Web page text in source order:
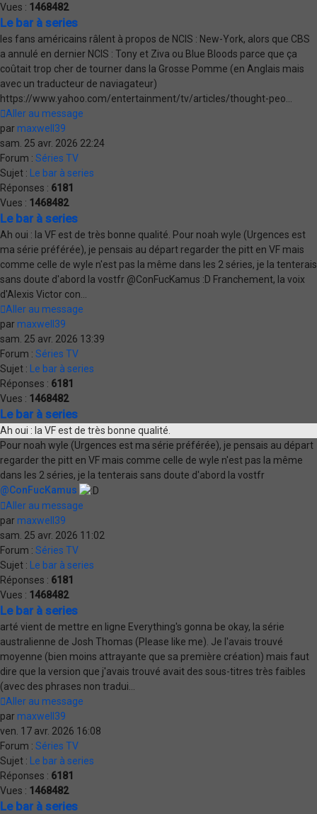
Vues : 1468482
Le bar à series
les fans américains râlent à propos de NCIS : New-York, alors que CBS
a annulé en dernier NCIS : Tony et Ziva ou Blue Bloods parce que ça
coûtait trop cher de tourner dans la Grosse Pomme (en Anglais mais
avec un traducteur de naviagateur)
https://www.yahoo.com/entertainment/tv/articles/thought-peo...
Aller au message
par maxwell39
sam. 25 avr. 2026 22:24
Forum : Séries TV
Sujet :
Le bar à series
Réponses : 6181
Vues : 1468482
Le bar à series
Ah oui : la VF est de très bonne qualité. Pour noah wyle (Urgences est
ma série préférée), je pensais au départ regarder the pitt en VF mais
comme celle de wyle n'est pas la même dans les 2 séries, je la tenterais
sans doute d'abord la vostfr @ConFucKamus :D Franchement, la voix
d'Alexis Victor con...
Aller au message
par maxwell39
sam. 25 avr. 2026 13:39
Forum : Séries TV
Sujet :
Le bar à series
Réponses : 6181
Vues : 1468482
Le bar à series
Ah oui : la VF est de très bonne qualité.
Pour noah wyle (Urgences est ma série préférée), je pensais au départ
regarder the pitt en VF mais comme celle de wyle n'est pas la même
dans les 2 séries, je la tenterais sans doute d'abord la vostfr
@ConFucKamus
Aller au message
par maxwell39
sam. 25 avr. 2026 11:02
Forum : Séries TV
Sujet :
Le bar à series
Réponses : 6181
Vues : 1468482
Le bar à series
arté vient de mettre en ligne Everything's gonna be okay, la série
australienne de Josh Thomas (Please like me). Je l'avais trouvé
moyenne (bien moins attrayante que sa première création) mais faut
dire que la version que j'avais trouvé avait des sous-titres très faibles
(avec des phrases non tradui...
Aller au message
par maxwell39
ven. 17 avr. 2026 16:08
Forum : Séries TV
Sujet :
Le bar à series
Réponses : 6181
Vues : 1468482
Le bar à series